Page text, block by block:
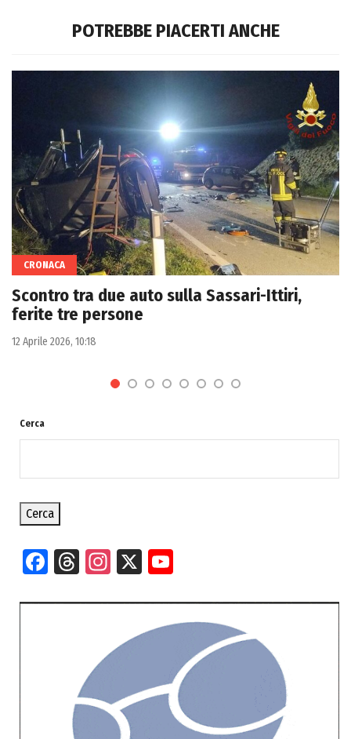
POTREBBE PIACERTI ANCHE
CRONACA
Scontro tra due auto sulla Sassari-Ittiri,
ferite tre persone
12 Aprile 2026, 10:18
Cerca
Cerca
Facebook
Threads
Instagram
X